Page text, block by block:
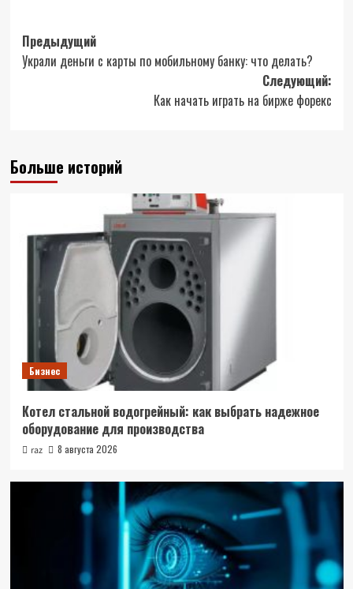
Навигация
записи
Предыдущий
Украли деньги с карты по мобильному банку: что делать?
Следующий:
Как начать играть на бирже форекс
Больше историй
Бизнес
Котел стальной водогрейный: как выбрать надежное
оборудование для производства
raz 8 августа 2026